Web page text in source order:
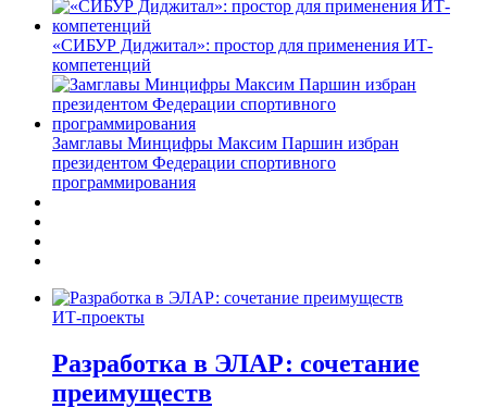
«СИБУР Диджитал»: простор для применения ИТ-
компетенций
Замглавы Минцифры Максим Паршин избран
президентом Федерации спортивного
программирования
ИТ-проекты
Разработка в ЭЛАР: сочетание
преимуществ